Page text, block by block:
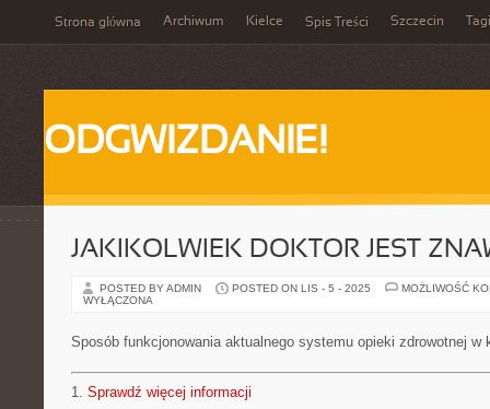
Strona główna Archiwum Kielce Spis Treści Szczecin Tagi
ODGWIZDANIE!
JAKIKOLWIEK DOKTOR JEST
POSTED BY ADMIN POSTED ON LIS - 5 - 2025
MOŻLIWOŚĆ
WYŁĄCZONA
Sposób funkcjonowania aktualnego systemu opieki zdrowotnej w
1. Sprawdź więcej informacji